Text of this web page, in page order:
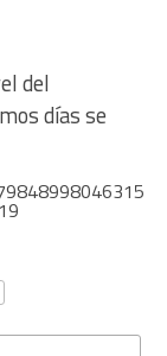
del
días se